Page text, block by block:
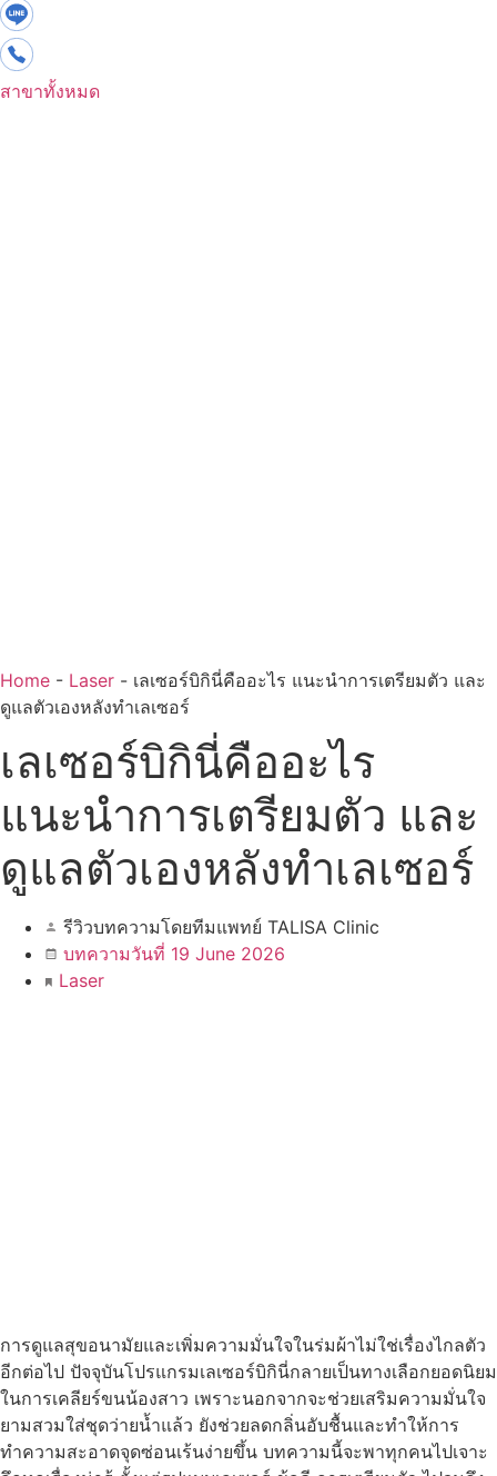
สาขาทั้งหมด
Home - Laser - เลเซอร์บิกินี่คืออะไร แนะนำการเตรียมตัว และ
ดูแลตัวเองหลังทำเลเซอร์
เลเซอร์บิกินี่คืออะไร
แนะนำการเตรียมตัว และ
ดูแลตัวเองหลังทำเลเซอร์
รีวิวบทความโดยทีมแพทย์ TALISA Clinic
บทความวันที่ 19 June 2026
Laser
การดูแลสุขอนามัยและเพิ่มความมั่นใจในร่มผ้าไม่ใช่เรื่องไกลตัว
อีกต่อไป ปัจจุบันโปรแกรมเลเซอร์บิกินี่กลายเป็นทางเลือกยอดนิยม
ในการเคลียร์ขนน้องสาว เพราะนอกจากจะช่วยเสริมความมั่นใจ
ยามสวมใส่ชุดว่ายน้ำแล้ว ยังช่วยลดกลิ่นอับชื้นและทำให้การ
ทำความสะอาดจุดซ่อนเร้นง่ายขึ้น บทความนี้จะพาทุกคนไปเจาะ